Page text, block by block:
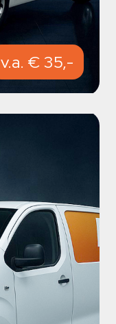
v.a. € 35,-